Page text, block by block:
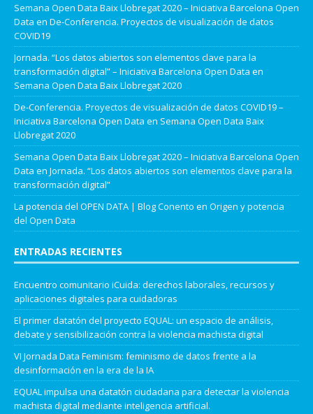
Semana Open Data Baix Llobregat 2020 – Iniciativa Barcelona Open
Data en De-Conferencia. Proyectos de visualización de datos
COVID19
Jornada. “Los datos abiertos son elementos clave para la
transformación digital” – Iniciativa Barcelona Open Data en
Semana Open Data Baix Llobregat 2020
De-Conferencia. Proyectos de visualización de datos COVID19 –
Iniciativa Barcelona Open Data en Semana Open Data Baix
Llobregat 2020
Semana Open Data Baix Llobregat 2020 – Iniciativa Barcelona Open
Data en Jornada. “Los datos abiertos son elementos clave para la
transformación digital”
La potencia del OPEN DATA | Blog Conento en Origen y potencia
del Open Data
ENTRADAS RECIENTES
Encuentro comunitario iCuida: derechos laborales, recursos y
aplicaciones digitales para cuidadoras
El primer datatón del proyecto EQUAL: un espacio de análisis,
debate y sensibilización contra la violencia machista digital
VI Jornada Data Feminism: feminismo de datos frente a la
desinformación en la era de la IA
EQUAL impulsa una datatón ciudadana para detectar la violencia
machista digital mediante inteligencia artificial.